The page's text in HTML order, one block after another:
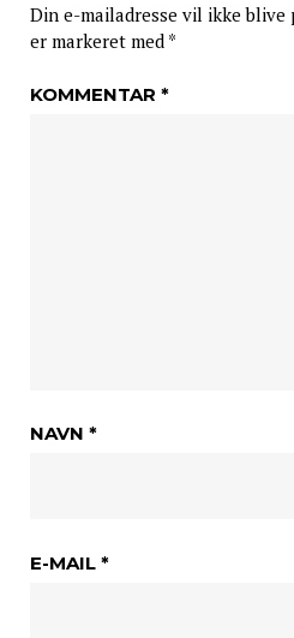
Din e-mailadresse vil ikke blive
er markeret med *
KOMMENTAR *
NAVN *
E-MAIL *